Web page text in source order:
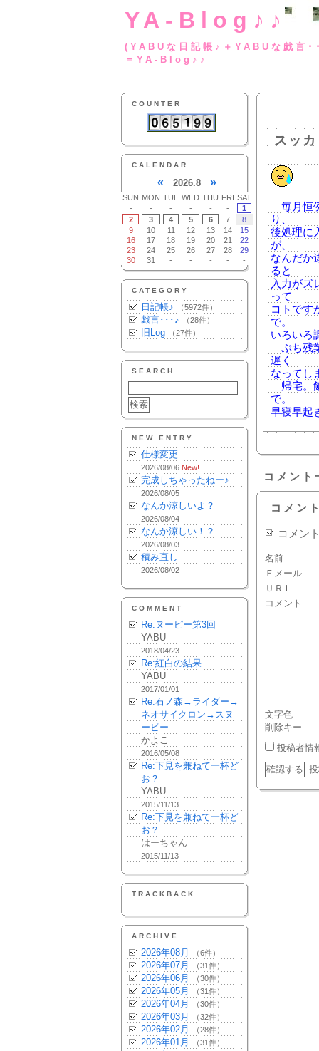
YA-Blog♪♪
(YABUな日記帳♪
＝YA-Blog♪♪
COUNTER
CALENDAR
« 2026.8 »
SUN MON TUE WED THU FRI SAT
-
- - - - -
1
2
3 4 5 6 7
8
9
10 11 12 13 14
15
16
17 18 19 20 21
22
23
24 25 26 27 28
29
30
31 - - - - -
CATEGORY
日記帳♪ （5972件）
戯言･･･♪ （28件）
旧Log （27件）
SEARCH
NEW ENTRY
仕様変更
2026/08/06 New!
完成しちゃったねー♪
2026/08/05
なんか涼しいよ？
2026/08/04
なんか涼しい！？
2026/08/03
積み直し
2026/08/02
COMMENT
Re:ヌーピー第3回
YABU
2018/04/23
Re:紅白の結果
YABU
2017/01/01
Re:石ノ森→ライダー→
ネオサイクロン→スヌ
ーピー
かよこ
2016/05/08
Re:下見を兼ねて一杯ど
お？
YABU
2015/11/13
Re:下見を兼ねて一杯ど
お？
はーちゃん
2015/11/13
TRACKBACK
ARCHIVE
2026年08月 （6件）
2026年07月 （31件）
2026年06月 （30件）
2026年05月 （31件）
2026年04月 （30件）
2026年03月 （32件）
2026年02月 （28件）
2026年01月 （31件）
スッ
毎月恒
り、
後処理に
が、
なんだか
ると
入力がズ
って
コトです
で。
いろいろ
ぷち残
遅く
なってし
帰宅。
で。
早寝早起
コメント
コメン
コメン
名前
Ｅメール
ＵＲＬ
コメント
文字色
削除キー
投稿者情